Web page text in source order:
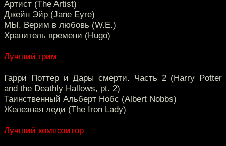
Артист (The Artist)
Джейн Эйр (Jane Eyre)
МЫ. Верим в любовь (W.E.)
Хранитель времени (Hugo)
Лучший грим
Гарри Поттер и Дары смерти. Часть 2 (Harry Potter
and the Deathly Hallows, pt. 2)
Таинственный Альберт Нобс (Albert Nobbs)
Железная леди (The Iron Lady)
Лучший композитор